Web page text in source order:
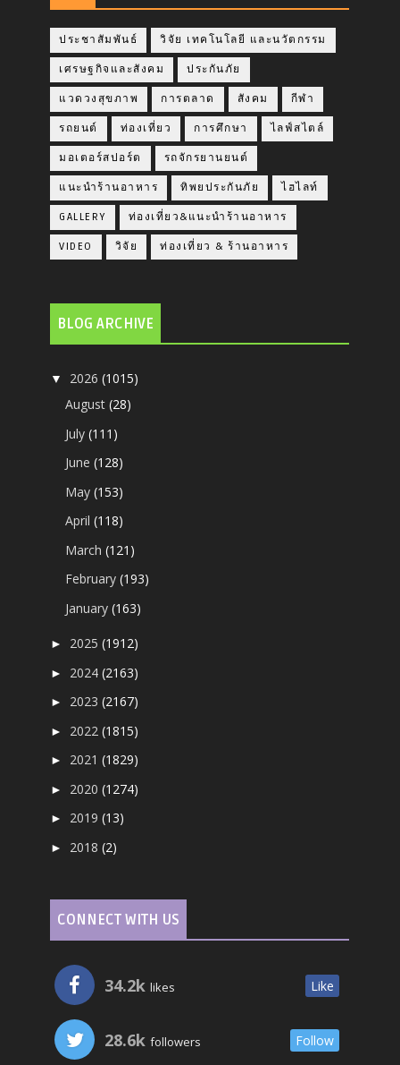
ประชาสัมพันธ์ วิจัย เทคโนโลยี และนวัตกรรม
เศรษฐกิจและสังคม ประกันภัย
แวดวงสุขภาพ การตลาด สังคม กีฬา
รถยนต์ ท่องเที่ยว การศึกษา ไลฟ์สไตล์
มอเตอร์สปอร์ต รถจักรยานยนต์
แนะนำร้านอาหาร ทิพยประกันภัย ไฮไลท์
GALLERY ท่องเที่ยว&แนะนำร้านอาหาร
VIDEO วิจัย ท่องเที่ยว & ร้านอาหาร
BLOG ARCHIVE
▼ 2026(1015)
August(28)
July(111)
June(128)
May(153)
April(118)
March(121)
February(193)
January(163)
► 2025(1912)
► 2024(2163)
► 2023(2167)
► 2022(1815)
► 2021(1829)
► 2020(1274)
► 2019(13)
► 2018(2)
CONNECT WITH US
34.2k likes Like
28.6k followers Follow